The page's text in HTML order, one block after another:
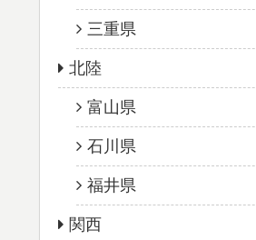
三重県
北陸
富山県
石川県
福井県
関西